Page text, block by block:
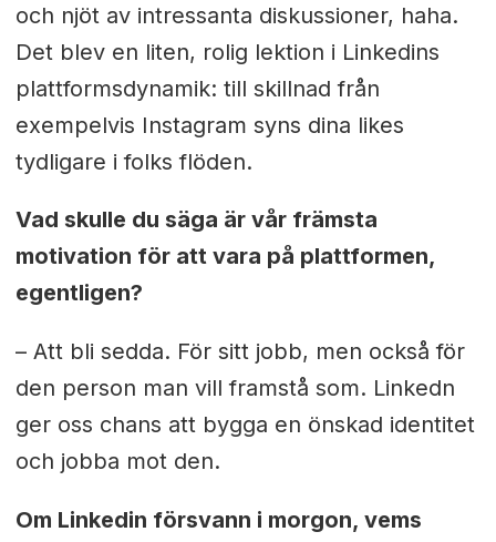
och njöt av intressanta diskussioner, haha.
Det blev en liten, rolig lektion i Linkedins
plattformsdynamik: till skillnad från
exempelvis Instagram syns dina likes
tydligare i folks flöden.
Vad skulle du säga är vår främsta
motivation för att vara på plattformen,
egentligen?
– Att bli sedda. För sitt jobb, men också för
den person man vill framstå som. Linkedn
ger oss chans att bygga en önskad identitet
och jobba mot den.
Om Linkedin försvann i morgon, vems